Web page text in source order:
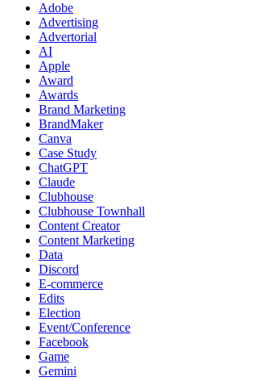
Adobe
Advertising
Advertorial
AI
Apple
Award
Awards
Brand Marketing
BrandMaker
Canva
Case Study
ChatGPT
Claude
Clubhouse
Clubhouse Townhall
Content Creator
Content Marketing
Data
Discord
E-commerce
Edits
Election
Event/Conference
Facebook
Game
Gemini